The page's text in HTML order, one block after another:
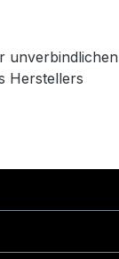
unverbindlichen
Herstellers